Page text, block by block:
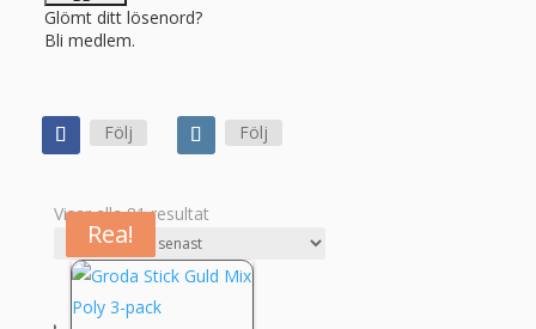
Glömt ditt lösenord?
Bli medlem.
Följ Följ
Visar alla 81 resultat
senaste
Rea!
Rea!
Rea!